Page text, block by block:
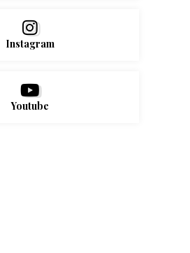
Instagram
Youtube